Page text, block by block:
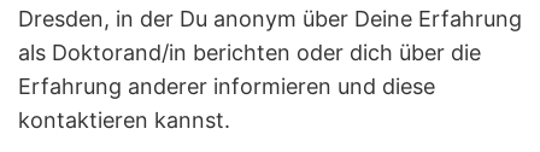
Dresden, in der Du anonym über Deine Erfahrung
als Doktorand/in berichten oder dich über die
Erfahrung anderer informieren und diese
kontaktieren kannst.